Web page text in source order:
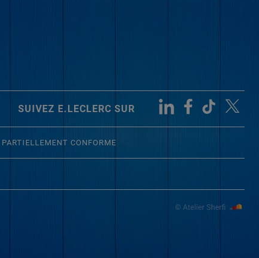
SUIVEZ E.LECLERC SUR
CONFORME